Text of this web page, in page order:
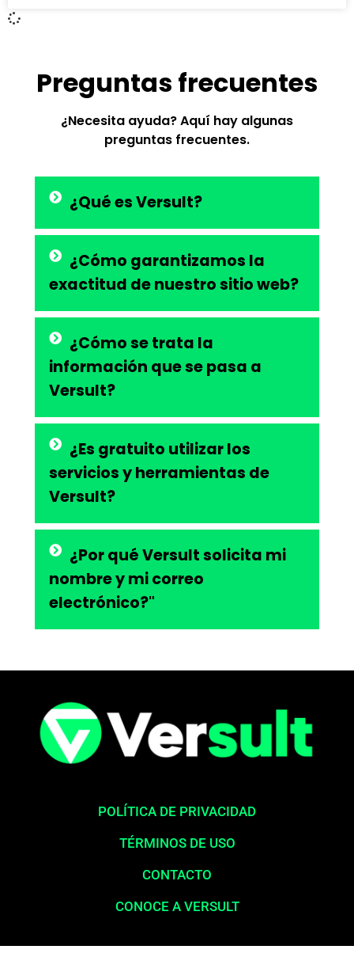
Preguntas frecuentes
¿Necesita ayuda? Aquí hay algunas
preguntas frecuentes.
¿Qué es Versult?
¿Cómo garantizamos la
exactitud de nuestro sitio web?
¿Cómo se trata la
información que se pasa a
Versult?
¿Es gratuito utilizar los
servicios y herramientas de
Versult?
¿Por qué Versult solicita mi
nombre y mi correo
electrónico?"
POLÍTICA DE PRIVACIDAD
TÉRMINOS DE USO
CONTACTO
CONOCE A VERSULT